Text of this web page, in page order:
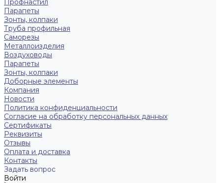
Профнастил
Парапеты
Зонты, колпаки
Труба профильная
Саморезы
Металлоизделия
Воздуховоды
Парапеты
Зонты, колпаки
Доборные элементы
Компания
Новости
Политика конфиденциальности
Согласие на обработку персональных данных
Сертификаты
Реквизиты
Отзывы
Оплата и доставка
Контакты
Задать вопрос
Войти